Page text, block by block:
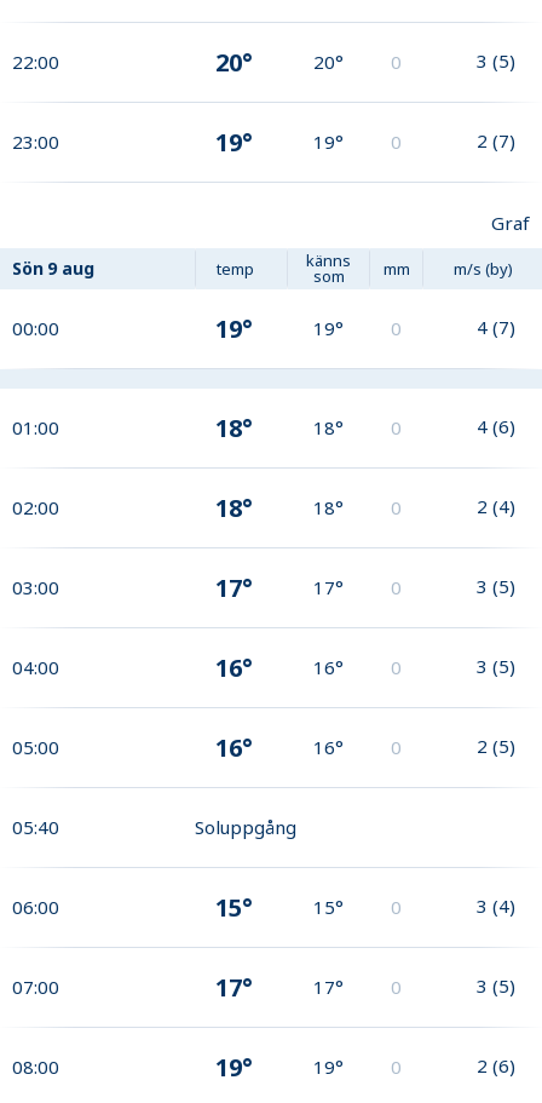
22:00 20° 20° 0 3 (5)
23:00 19° 19° 0 2 (7)
Graf
Sön 9 aug temp känns
som mm m/s (by)
00:00 19° 19° 0 4 (7)
01:00 18° 18° 0 4 (6)
02:00 18° 18° 0 2 (4)
03:00 17° 17° 0 3 (5)
04:00 16° 16° 0 3 (5)
05:00 16° 16° 0 2 (5)
05:40 Soluppgång
06:00 15° 15° 0 3 (4)
07:00 17° 17° 0 3 (5)
08:00 19° 19° 0 2 (6)